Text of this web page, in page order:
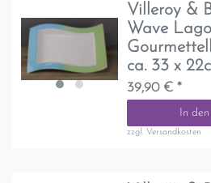
Villeroy &
Wave
ca. 33 x
39,90 € *
In
zzgl. Versandkosten